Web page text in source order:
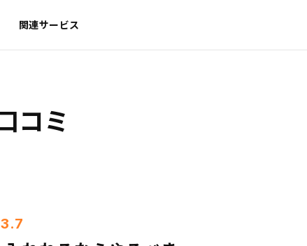
関連サービス
コミ
3.7